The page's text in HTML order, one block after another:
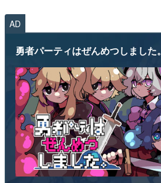
AD
勇者パーティはぜんめつしました。